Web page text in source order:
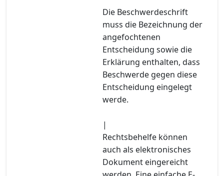
Die Beschwerdeschrift
muss die Bezeichnung der
angefochtenen
Entscheidung sowie die
Erklärung enthalten, dass
Beschwerde gegen diese
Entscheidung eingelegt
werde.
|
Rechtsbehelfe können
auch als elektronisches
Dokument eingereicht